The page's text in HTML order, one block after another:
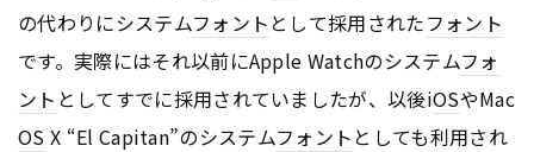
の代わりにシステムフォント として採用されたフォント
です。実際にはそれ以前にApple Watchのシステムフォ
ント としてすでに採用されていましたが、以後iOSやMac
OS X “El Capitan”のシステムフォント としても利用され